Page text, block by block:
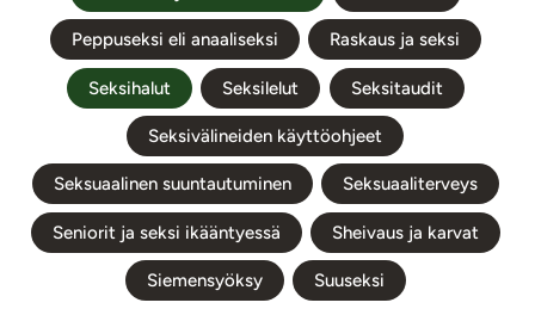
Peppuseksi eli anaaliseksi Raskaus ja seksi
Seksihalut Seksilelut Seksitaudit
Seksivälineiden käyttöohjeet
Seksuaalinen suuntautuminen Seksuaaliterveys
Seniorit ja seksi ikääntyessä Sheivaus ja karvat
Siemensyöksy Suuseksi